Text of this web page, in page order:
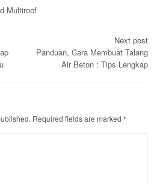
Multiroof
Next post
Panduan, Cara Membuat Talang
Air Beton : Tips Lengkap
Required fields are marked *